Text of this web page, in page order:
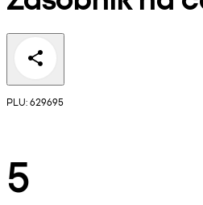
PLU: 629695
5